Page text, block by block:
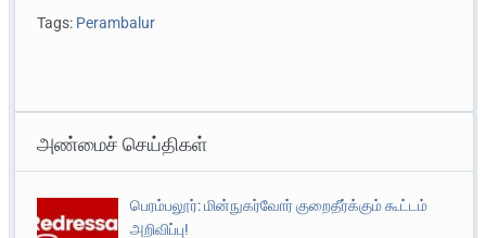
Tags: Perambalur
அண்மைச் செய்திகள்
பெரம்பலூர்: மின்நுகர்வோர் குறைதீர்க்கும் கூட்டம்
அறிவிப்பு!